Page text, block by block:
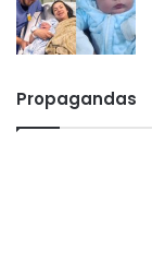
Propagandas